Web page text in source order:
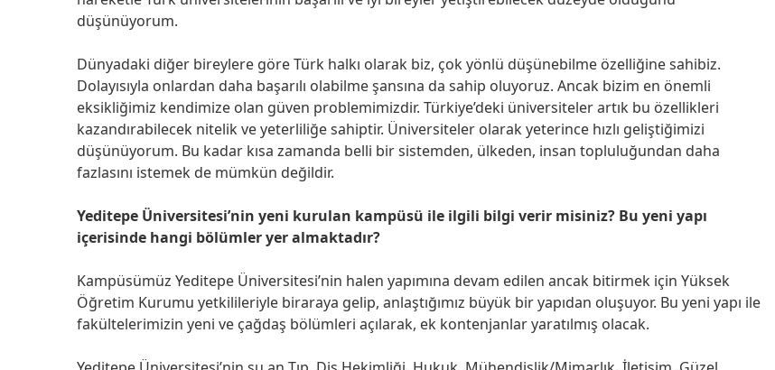
düşünüyorum.
Dünyadaki diğer bireylere göre Türk halkı olarak biz, çok yönlü düşünebilme özelliğine sahibiz.
Dolayısıyla onlardan daha başarılı olabilme şansına da sahip oluyoruz. Ancak bizim en önemli
eksikliğimiz kendimize olan güven problemimizdir. Türkiye’deki üniversiteler artık bu özellikleri
kazandırabilecek nitelik ve yeterliliğe sahiptir. Üniversiteler olarak yeterince hızlı geliştiğimizi
düşünüyorum. Bu kadar kısa zamanda belli bir sistemden, ülkeden, insan topluluğundan daha
fazlasını istemek de mümkün değildir.
Yeditepe Üniversitesi’nin yeni kurulan kampüsü ile ilgili bilgi verir misiniz? Bu yeni yapı
içerisinde hangi bölümler yer almaktadır?
Kampüsümüz Yeditepe Üniversitesi’nin halen yapımına devam edilen ancak bitirmek için Yüksek
Öğretim Kurumu yetkilileriyle biraraya gelip, anlaştığımız büyük bir yapıdan oluşuyor. Bu yeni yapı ile
fakültelerimizin yeni ve çağdaş bölümleri açılarak, ek kontenjanlar yaratılmış olacak.